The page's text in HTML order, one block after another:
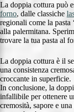
La doppia cottura può
forno, dalle classiche
regionali come la pasta
alla palermitana.
trovare la tua pasta al
La doppia cottura è il
una consistenza
croccante in superficie.
In conclusione, la
infallibile per ottenere
cremosità, sapore e